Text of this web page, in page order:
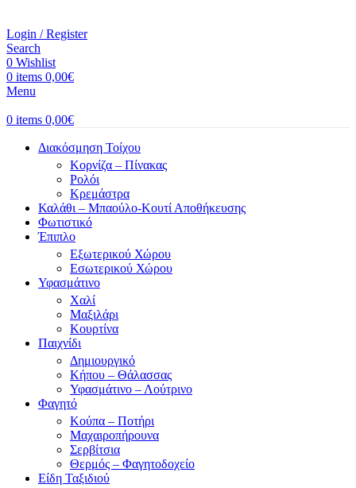
Login / Register
Search
0 Wishlist
0 items 0,00€
Menu
0 items 0,00€
Διακόσμηση Τοίχου
Κορνίζα – Πίνακας
Ρολόι
Κρεμάστρα
Καλάθι – Μπαούλο-Κουτί Αποθήκευσης
Φωτιστικό
Έπιπλο
Εξωτερικού Χώρου
Εσωτερικού Χώρου
Υφασμάτινο
Χαλί
Μαξιλάρι
Κουρτίνα
Παιχνίδι
Δημιουργικό
Κήπου – Θάλασσας
Υφασμάτινο – Λούτρινο
Φαγητό
Κούπα – Ποτήρι
Μαχαιροπήρουνα
Σερβίτσια
Θερμός – Φαγητοδοχείο
Είδη Ταξιδιού